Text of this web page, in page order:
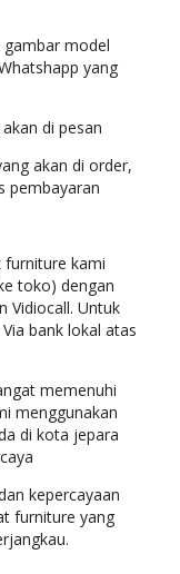
model
yang
di pesan
akan di order,
pembayaran
furniture kami
toko) dengan
Vidiocall. Untuk
bank lokal atas
memenuhi
menggunakan
di kota jepara
kepercayaan
furniture yang